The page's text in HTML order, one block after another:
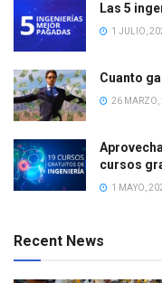
Las 5
1 JULIO,
Cuanto
26 MARZO,
cursos
1 MAYO,
Recent News